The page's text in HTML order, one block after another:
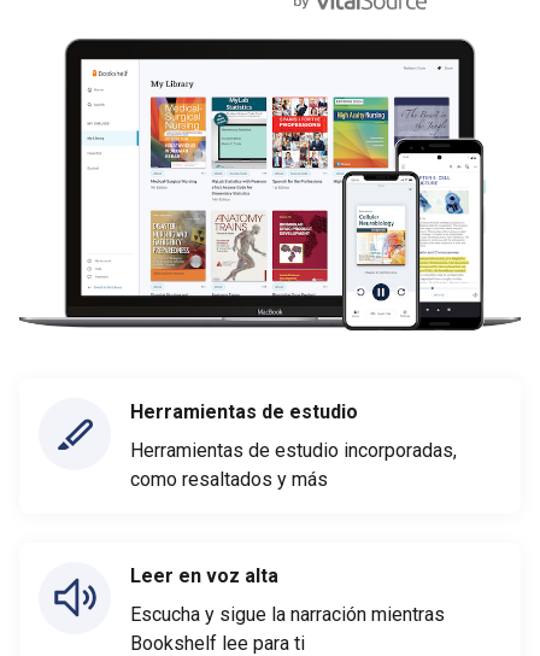
Herramientas de estudio
Herramientas de estudio incorporadas,
como resaltados y más
Leer en voz alta
Escucha y sigue la narración mientras
Bookshelf lee para ti